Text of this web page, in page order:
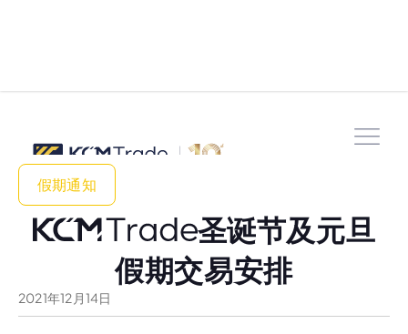
假期通知
圣诞节及元旦
假期交易安排
2021年12 月14日